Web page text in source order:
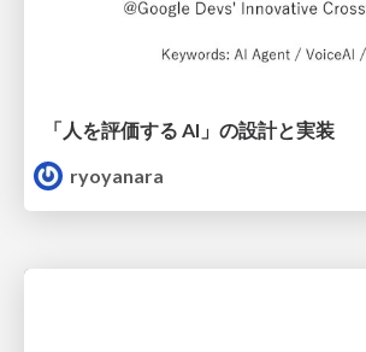
「人を評価する AI」の 設計と実装
ryoyanara